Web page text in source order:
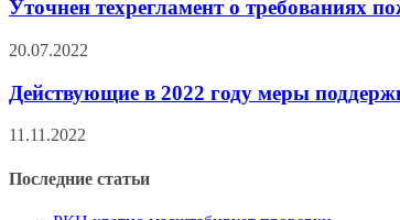
Уточнен техрегламент о требованиях
20.07.2022
Действующие в 2022 году меры
11.11.2022
Последние статьи